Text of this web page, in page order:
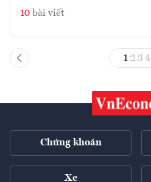
10 bài viết
1 23 4
Chứng khoán
Xe